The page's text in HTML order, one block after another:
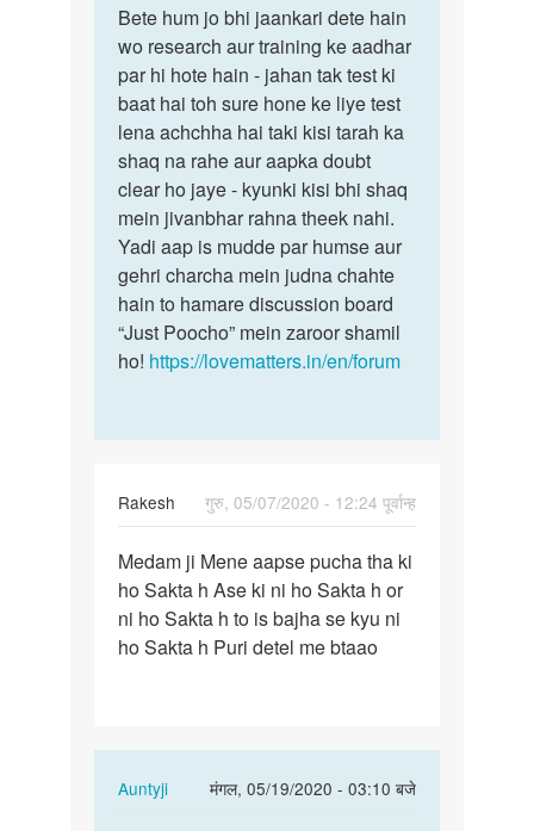
to
Medam
ji
aap
bol
rhe
ho
Ase…
by
Rakesh
Bete
hum
jo
bhi
jaankari…
Bete hum jo bhi jaankari dete hain
wo research aur training ke aadhar
par hi hote hain - jahan tak test ki
baat hai toh sure hone ke liye test
lena achchha hai taki kisi tarah ka
shaq na rahe aur aapka doubt
clear ho jaye - kyunki kisi bhi shaq
mein jivanbhar rahna theek nahi.
Yadi aap is mudde par humse aur
gehri charcha mein judna chahte
hain to hamare discussion board
“Just Poocho” mein zaroor shamil
ho! https://lovematters.in/en/forum
Rakesh
गुरु, 05/07/2020 - 12:24 पूर्वान्ह
Medam
ji
Mene
aapse
Medam ji Mene aapse pucha tha ki
ho Sakta h Ase ki ni ho Sakta h or
ni ho Sakta h to is bajha se kyu ni
ho Sakta h Puri detel me btaao
Auntyji
मंगल, 05/19/2020 - 03:10 बजे
In